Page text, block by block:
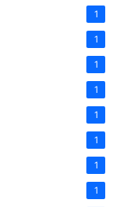
1
1
1
1
1
1
1
1